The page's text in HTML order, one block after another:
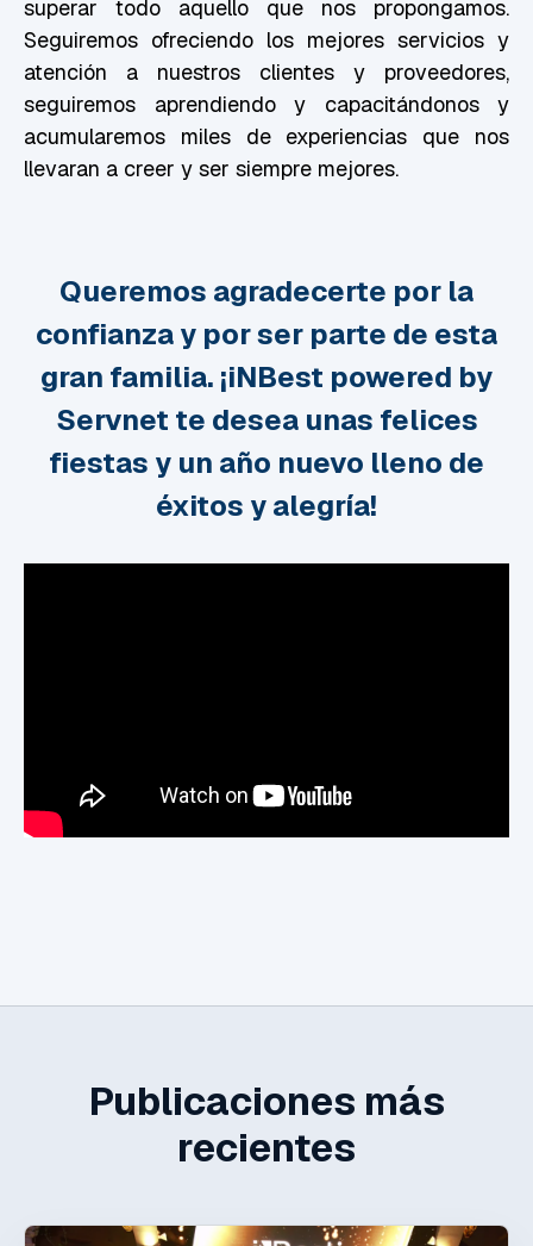
superar todo aquello que nos propongamos.
Seguiremos ofreciendo los mejores servicios y
atención a nuestros clientes y proveedores,
seguiremos aprendiendo y capacitándonos y
acumularemos miles de experiencias que nos
llevaran a creer y ser siempre mejores.
Queremos agradecerte por la
confianza y por ser parte de esta
gran familia. ¡iNBest powered by
Servnet te desea unas felices
fiestas y un año nuevo lleno de
éxitos y alegría!
Publicaciones más
recientes